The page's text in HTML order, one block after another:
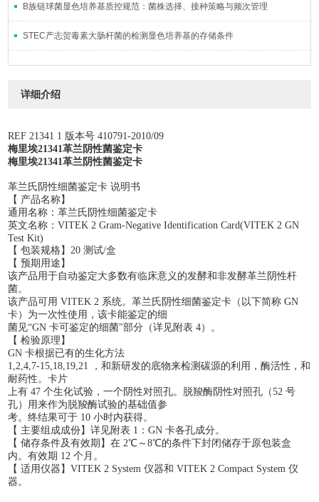
B族链球菌显色培养基质控规范：菌株选择、接种策略与频次管理
STEC产志贺毒素大肠杆菌的检测显色培养基的存储条件
详细介绍
REF 21341 1 版本号 410791-2010/09
梅里埃21341革兰阴性菌鉴定卡
梅里埃21341革兰阴性菌鉴定卡
革兰氏阴性细菌鉴定卡 说明书
【 产品名称】
通用名称：革兰氏阴性细菌鉴定卡
英文名称：VITEK 2 Gram-Negative Identification Card(VITEK 2 GN
Test Kit)
【 包装规格】20 测试/盒
【 预期用途】
该产品用于自动鉴定大多数有临床意义的发酵和非发酵革兰阴性杆
菌。
该产品可用 VITEK 2 系统。革兰氏阴性细菌鉴定卡（以下简称 GN
卡）为一次性使用，该卡能鉴定的细
菌见“GN 卡可鉴定的细菌"部分（详见附表 4）。
【 检验原理】
GN 卡根据已有的生化方法
1,2,4,7-15,18,19,21 ，和新研发的底物来检测碳源的利用，酶活性，和
耐药性。卡片
上有 47 个生化试验，一个阴性对照孔。脱羧酶阴性对照孔（52 号
孔）用来作为脱羧酶试验的基础值参
考。终结果可于 10 小时内获得。
【 主要组成成份】详见附表 1：GN 卡各孔成分。
【 储存条件及有效期】在 2℃～8℃的条件下封闭储存于原包装盒
内。有效期 12 个月。
【 适用仪器】VITEK 2 System 仪器和 VITEK 2 Compact System 仪
器。